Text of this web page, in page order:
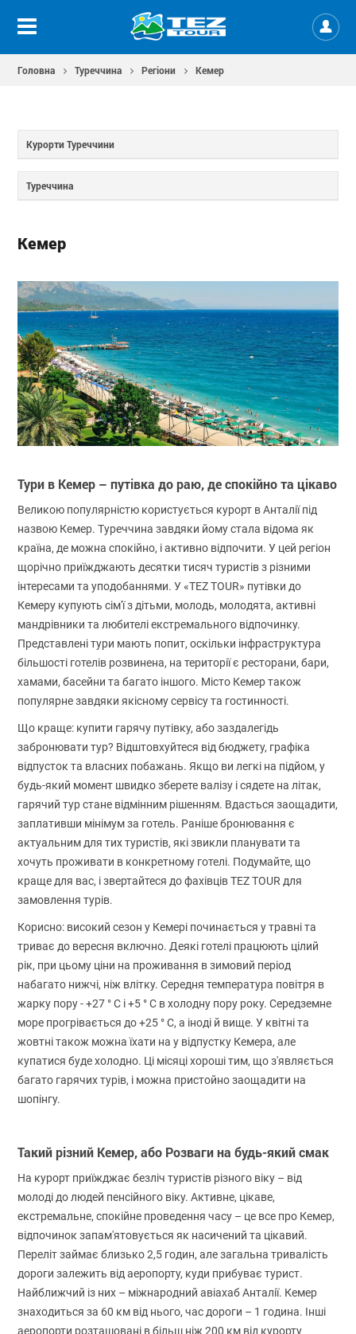
Головна Туреччина Регіони Кемер
Курорти Туреччини
Туреччина
Кемер
Тури в Кемер – путівка до раю, де спокійно та цікаво
Великою популярністю користується курорт в Анталії під
назвою Кемер. Туреччина завдяки йому стала відома як
країна, де можна спокійно, і активно відпочити. У цей регіон
щорічно приїжджають десятки тисяч туристів з різними
інтересами та уподобаннями. У «TEZ TOUR» путівки до
Кемеру купують сім'ї з дітьми, молодь, молодята, активні
мандрівники та любителі екстремального відпочинку.
Представлені тури мають попит, оскільки інфраструктура
більшості готелів розвинена, на території є ресторани, бари,
хамами, басейни та багато іншого. Місто Кемер також
популярне завдяки якісному сервісу та гостинності.
Що краще: купити гарячу путівку, або заздалегідь
забронювати тур? Відштовхуйтеся від бюджету, графіка
відпусток та власних побажань. Якщо ви легкі на підйом, у
будь-який момент швидко зберете валізу і сядете на літак,
гарячий тур стане відмінним рішенням. Вдасться заощадити,
заплативши мінімум за готель. Раніше бронювання є
актуальним для тих туристів, які звикли планувати та
хочуть проживати в конкретному готелі. Подумайте, що
краще для вас, і звертайтеся до фахівців TEZ TOUR для
замовлення турів.
Корисно: високий сезон у Кемері починається у травні та
триває до вересня включно. Деякі готелі працюють цілий
рік, при цьому ціни на проживання в зимовий період
набагато нижчі, ніж влітку. Середня температура повітря в
жарку пору - +27 ° С і +5 ° С в холодну пору року. Середземне
море прогрівається до +25 ° С, а іноді й вище. У квітні та
жовтні також можна їхати на у відпустку Кемера, але
купатися буде холодно. Ці місяці хороші тим, що з'являється
багато гарячих турів, і можна пристойно заощадити на
шопінгу.
Такий різний Кемер, або Розваги на будь-який смак
На курорт приїжджає безліч туристів різного віку – від
молоді до людей пенсійного віку. Активне, цікаве,
екстремальне, спокійне проведення часу – це все про Кемер,
відпочинок запам'ятовується як насичений та цікавий.
Переліт займає близько 2,5 годин, але загальна тривалість
дороги залежить від аеропорту, куди прибуває турист.
Найближчий із них – міжнародний авіахаб Анталії. Кемер
знаходиться за 60 км від нього, час дороги – 1 година. Інші
аеропорти розташовані в більш ніж 200 км від курорту